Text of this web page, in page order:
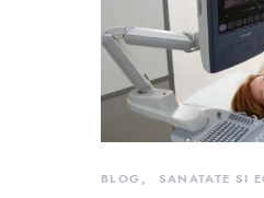
BLOG SANATATE SI